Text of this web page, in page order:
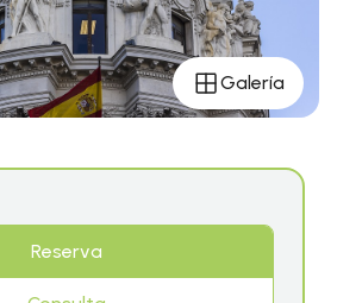
Galería
Reserva